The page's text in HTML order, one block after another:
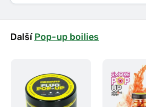
DalšíPop-up boilies